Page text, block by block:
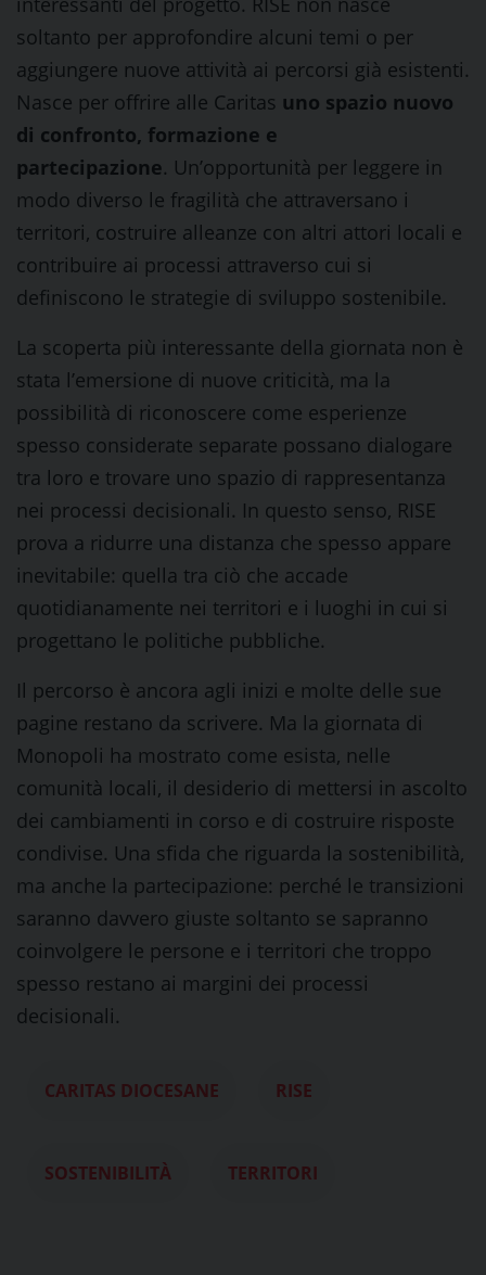
soltanto per approfondire alcuni temi o per
aggiungere nuove attività ai percorsi già esistenti.
Nasce per offrire alle Caritas uno spazio nuovo
di confronto, formazione e
partecipazione. Un’opportunità per leggere in
modo diverso le fragilità che attraversano i
territori, costruire alleanze con altri attori locali e
contribuire ai processi attraverso cui si
definiscono le strategie di sviluppo sostenibile.
La scoperta più interessante della giornata non è
stata l’emersione di nuove criticità, ma la
possibilità di riconoscere come esperienze
spesso considerate separate possano dialogare
tra loro e trovare uno spazio di rappresentanza
nei processi decisionali. In questo senso, RISE
prova a ridurre una distanza che spesso appare
inevitabile: quella tra ciò che accade
quotidianamente nei territori e i luoghi in cui si
progettano le politiche pubbliche.
Il percorso è ancora agli inizi e molte delle sue
pagine restano da scrivere. Ma la giornata di
Monopoli ha mostrato come esista, nelle
comunità locali, il desiderio di mettersi in ascolto
dei cambiamenti in corso e di costruire risposte
condivise. Una sfida che riguarda la sostenibilità,
ma anche la partecipazione: perché le transizioni
saranno davvero giuste soltanto se sapranno
coinvolgere le persone e i territori che troppo
spesso restano ai margini dei processi
decisionali.
CARITAS DIOCESANE RISE
SOSTENIBILITÀ TERRITORI